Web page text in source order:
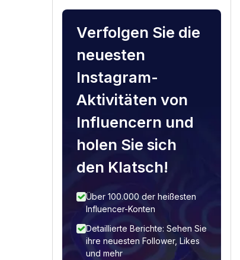
Verfolgen Sie die
neuesten
Instagram-
Aktivitäten von
Influencern und
holen Sie sich
den Klatsch!
Über 100.000 der heißesten
Influencer-Konten
Detaillierte Berichte: Sehen Sie
ihre neuesten Follower, Likes
und mehr